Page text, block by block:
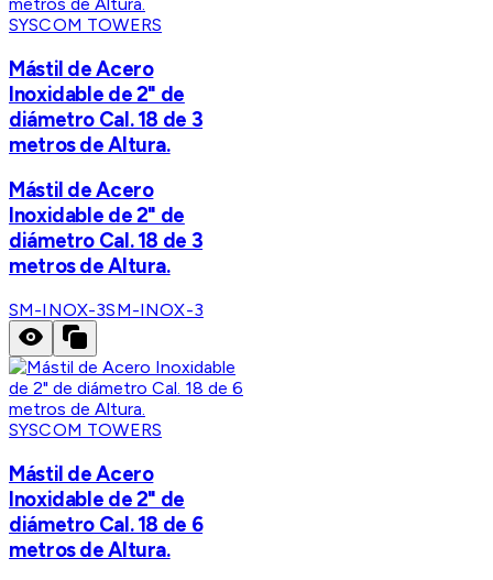
SYSCOM TOWERS
Mástil de Acero
Inoxidable de 2" de
diámetro Cal. 18 de 3
metros de Altura.
Mástil de Acero
Inoxidable de 2" de
diámetro Cal. 18 de 3
metros de Altura.
SM-INOX-3SM-INOX-3
SYSCOM TOWERS
Mástil de Acero
Inoxidable de 2" de
diámetro Cal. 18 de 6
metros de Altura.